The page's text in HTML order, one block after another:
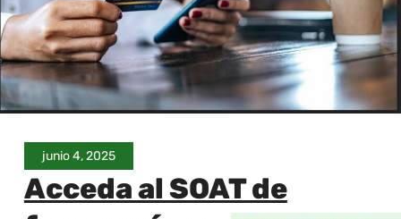
junio 4, 2025
Acceda al SOAT de